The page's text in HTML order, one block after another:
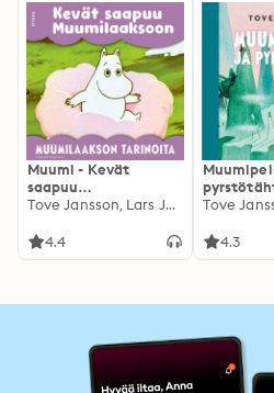
Muumi - Kevät
saapuu
Muumilaaksoon
Tove Jansson, Lars Jansson
4.4
Tove
4.3